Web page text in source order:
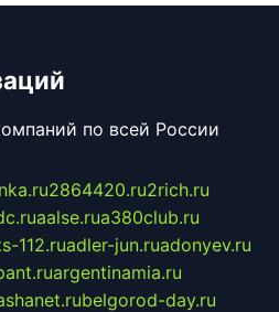
по всей России
2864420.ru2rich.ru
aalse.rua380club.ru
112.ruadler-jun.ruadonyev.ru
argentinamia.ru
belgorod-day.ru